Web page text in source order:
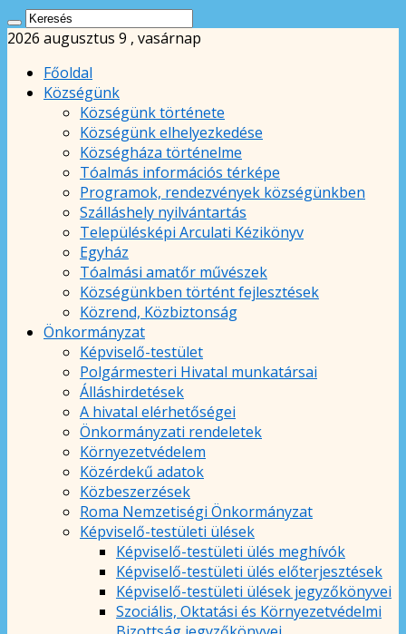
2026 augusztus 9 , vasárnap
Főoldal
Községünk
Községünk története
Községünk elhelyezkedése
Községháza történelme
Tóalmás információs térképe
Programok, rendezvények községünkben
Szálláshely nyilvántartás
Településképi Arculati Kézikönyv
Egyház
Tóalmási amatőr művészek
Községünkben történt fejlesztések
Közrend, Közbiztonság
Önkormányzat
Képviselő-testület
Polgármesteri Hivatal munkatársai
Álláshirdetések
A hivatal elérhetőségei
Önkormányzati rendeletek
Környezetvédelem
Közérdekű adatok
Közbeszerzések
Roma Nemzetiségi Önkormányzat
Képviselő-testületi ülések
Képviselő-testületi ülés meghívók
Képviselő-testületi ülés előterjesztések
Képviselő-testületi ülések jegyzőkönyvei
Szociális, Oktatási és Környezetvédelmi